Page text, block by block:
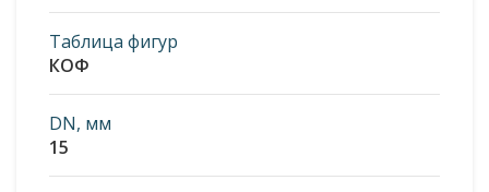
Таблица фигур
КОФ
DN, мм
15